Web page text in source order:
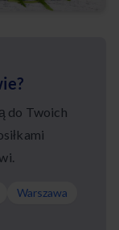
do Twoich
Warszawa